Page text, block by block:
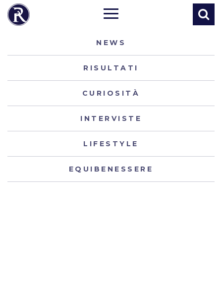
NEWS
RISULTATI
CURIOSITÀ
INTERVISTE
LIFESTYLE
EQUIBENESSERE